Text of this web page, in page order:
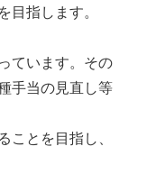
目指します。
ています。その
手当の見直し等
とを目指し、